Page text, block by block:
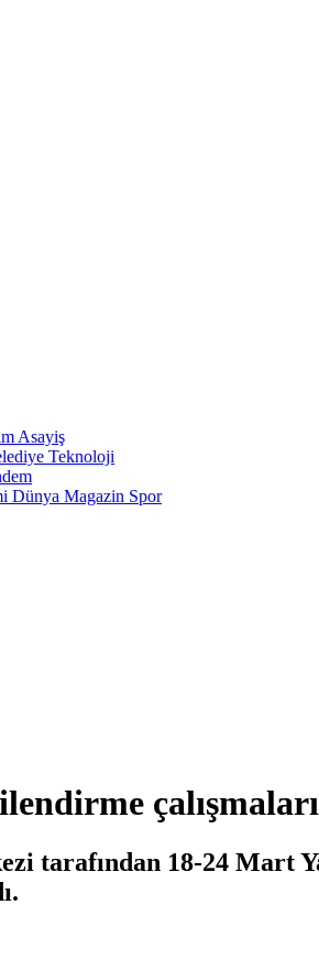
Asayiş
Teknoloji
Dünya Magazin Spor
çalışmaları
tarafından 18-24 Mart